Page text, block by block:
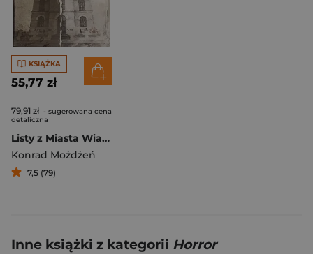
KSIĄŻKA
55,77 zł
79,91 zł - sugerowana cena
detaliczna
Listy z Miasta Wiatraków
Konrad Możdżeń
7,5 (79)
Inne książki z kategorii Horror